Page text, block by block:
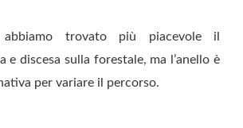
abbiamo trovato più piacevole il
e discesa sulla forestale, ma l’anello è
per variare il percorso.